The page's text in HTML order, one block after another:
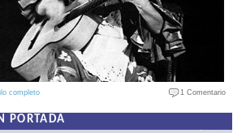
completo 1 Comentario
PORTADA